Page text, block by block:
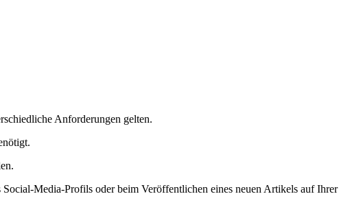
Anforderungen gelten.
Media-Profils oder beim Veröffentlichen eines neuen Artikels auf Ihrer